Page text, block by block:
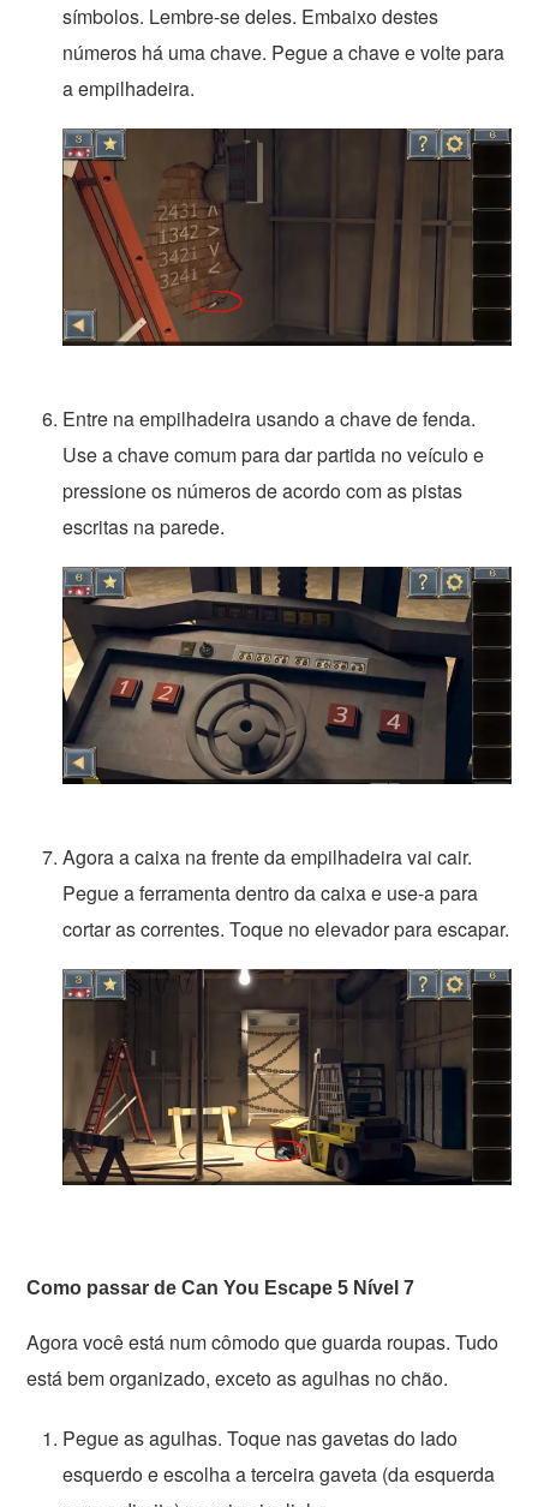
símbolos. Lembre-se deles. Embaixo destes
números há uma chave. Pegue a chave e volte para
a empilhadeira.
Entre na empilhadeira usando a chave de fenda.
Use a chave comum para dar partida no veículo e
pressione os números de acordo com as pistas
escritas na parede.
Agora a caixa na frente da empilhadeira vai cair.
Pegue a ferramenta dentro da caixa e use-a para
cortar as correntes. Toque no elevador para escapar.
Como passar de Can You Escape 5 Nível 7
Agora você está num cômodo que guarda roupas. Tudo
está bem organizado, exceto as agulhas no chão.
Pegue as agulhas. Toque nas gavetas do lado
esquerdo e escolha a terceira gaveta (da esquerda